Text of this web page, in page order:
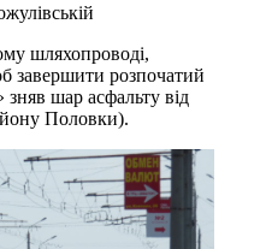
шляхопроводі,
завершити розпочатий
шар асфальту від
Половки).